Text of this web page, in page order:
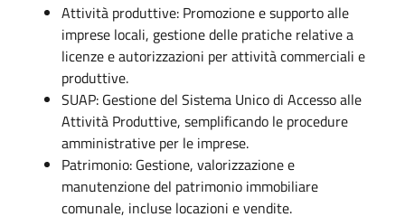
Attività produttive: Promozione e supporto alle
imprese locali, gestione delle pratiche relative a
licenze e autorizzazioni per attività commerciali e
produttive.
SUAP: Gestione del Sistema Unico di Accesso alle
Attività Produttive, semplificando le procedure
amministrative per le imprese.
Patrimonio: Gestione, valorizzazione e
manutenzione del patrimonio immobiliare
comunale, incluse locazioni e vendite.